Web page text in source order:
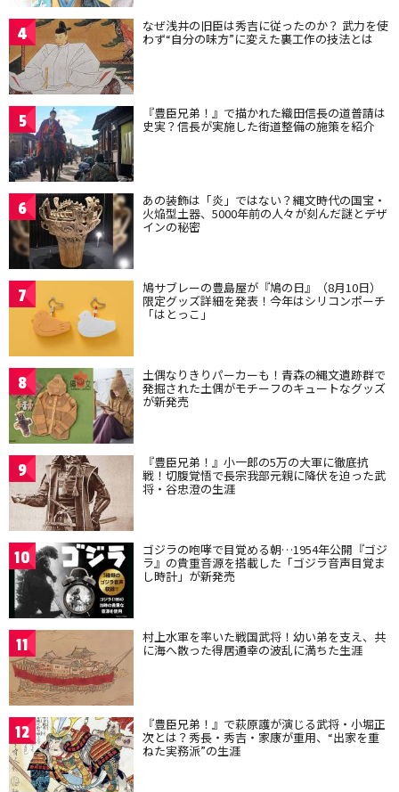
4 なぜ浅井の旧臣は秀吉に従ったのか？ 武力を使
わず“自分の味方”に変えた裏工作の技法とは
5 『豊臣兄弟！』で描かれた織田信長の道普請は
史実？信長が実施した街道整備の施策を紹介
6 あの装飾は「炎」ではない？縄文時代の国宝・
火焔型土器、5000年前の人々が刻んだ謎とデザ
インの秘密
7 鳩サブレーの豊島屋が『鳩の日』（8月10日）
限定グッズ詳細を発表！今年はシリコンポーチ
「はとっこ」
8 土偶なりきりパーカーも！青森の縄文遺跡群で
発掘された土偶がモチーフのキュートなグッズ
が新発売
9 『豊臣兄弟！』小一郎の5万の大軍に徹底抗
戦！切腹覚悟で長宗我部元親に降伏を迫った武
将・谷忠澄の生涯
10 ゴジラの咆哮で目覚める朝…1954年公開『ゴジ
ラ』の貴重音源を搭載した「ゴジラ音声目覚ま
し時計」が新発売
11 村上水軍を率いた戦国武将！幼い弟を支え、共
に海へ散った得居通幸の波乱に満ちた生涯
12 『豊臣兄弟！』で萩原護が演じる武将・小堀正
次とは？秀長・秀吉・家康が重用、“出家を重
ねた実務派”の生涯